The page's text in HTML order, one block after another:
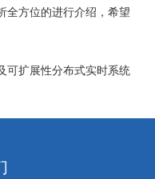
全方位的进行介绍，希望
可扩展性分布式实时系统